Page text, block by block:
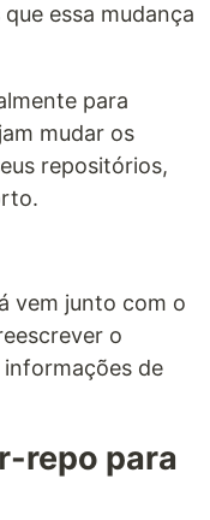
essa mudança
para
mudar os
repositórios,
vem junto com o
o
informações de
repo para